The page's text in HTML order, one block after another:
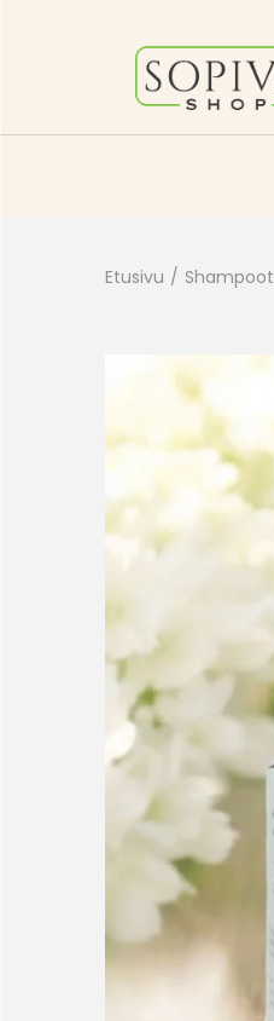
Etusivu / Shampoot